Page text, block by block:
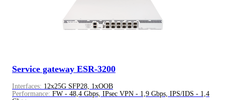
Service gateway ESR-3200
Interfaces: 12x25G SFP28, 1xOOB
Performance: FW - 48,4 Gbps, IPsec VPN - 1,9 Gbps, IPS/IDS - 1,4